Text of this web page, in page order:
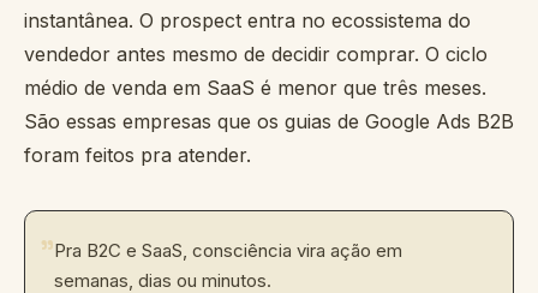
instantânea. O prospect entra no ecossistema do
vendedor antes mesmo de decidir comprar. O ciclo
médio de venda em SaaS é menor que três meses.
São essas empresas que os guias de Google Ads B2B
foram feitos pra atender.
"Pra B2C e SaaS, consciência vira ação em
semanas, dias ou minutos.